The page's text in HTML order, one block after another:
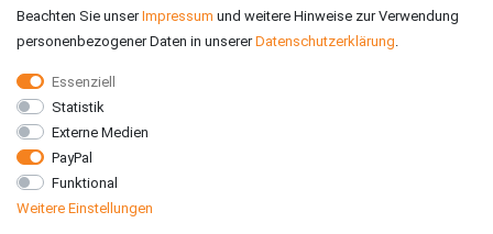
VERSAND
Beachten Sie unserImpressum und weitere Hinweise zur Verwendung
personenbezogener Daten in unsererDaten­schutz­erklärung.
Essenziell
Statistik
Externe Medien
PayPal
Funktional
Weitere Einstellungen